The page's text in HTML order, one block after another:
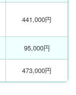
441,000円
95,000円
473,000円